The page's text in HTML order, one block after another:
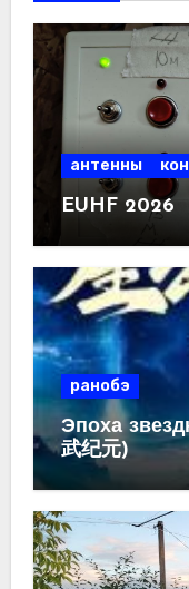
антенны
EUHF 2026
ранобэ
Эпоха
武纪元)